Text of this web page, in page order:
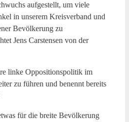
aufgestellt, um viele
in unserem Kreisverband und
Bevölkerung zu
Jens Carstensen von der
linke Oppositionspolitik im
zu führen und benennt bereits
für die breite Bevölkerung